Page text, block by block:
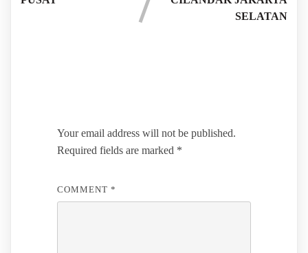
SELATAN
Your email address will not be published.
Required fields are marked *
COMMENT *